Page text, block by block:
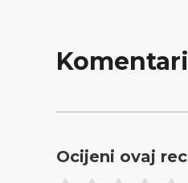
Komentari
Ocijeni ovaj